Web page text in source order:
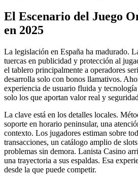
El Escenario del Juego
en 2025
La legislación en España ha madurado.
tuercas en publicidad y protección al
el tablero principalmente a operadores
desarrolla solo con bonos llamativos.
experiencia de usuario fluida y
solo los que aportan valor real y
La clave está en los detalles locales.
soporte en horario peninsular, una
contexto. Los jugadores estiman sobre
transacciones, un catálogo amplio de
problemas sin demora. Lanista Casino
una trayectoria a sus espaldas. Esa
desde la que puede competir.